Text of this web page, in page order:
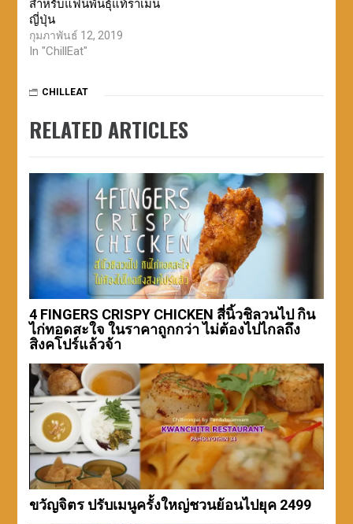
สำหรับแฟนพันธุ์แท้ราเมน
ญี่ปุ่น
กุมภาพันธ์ 12, 2019
In "ChillEat"
CHILLEAT
RELATED ARTICLES
4 FINGERS CRISPY CHICKEN สี่นิ้วชิลวนไป กิน
ไก่ทอดสะใจ ในราคาถูกกว่า ไม่ต้องไปไกลถึง
สิงคโปร์แล้วจ้า
ขวัญจิตร ปรับเมนูครั้งใหญ่ชวนย้อนไปยุค 2499